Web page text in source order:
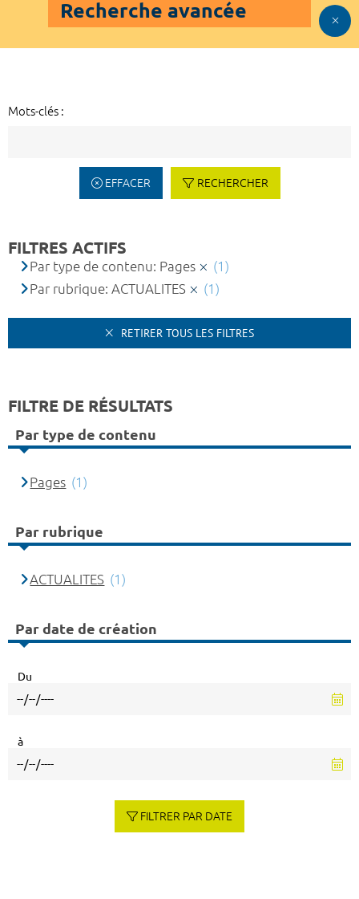
Recherche avancée
Mots-clés :
EFFACER RECHERCHER
FILTRES ACTIFS
Par type de contenu: Pages
(1)
Par rubrique: ACTUALITES
(1)
RETIRER TOUS LES FILTRES
FILTRE DE RÉSULTATS
Par type de contenu
Pages (1)
Par rubrique
ACTUALITES (1)
Par date de création
Du
à
FILTRER PAR DATE